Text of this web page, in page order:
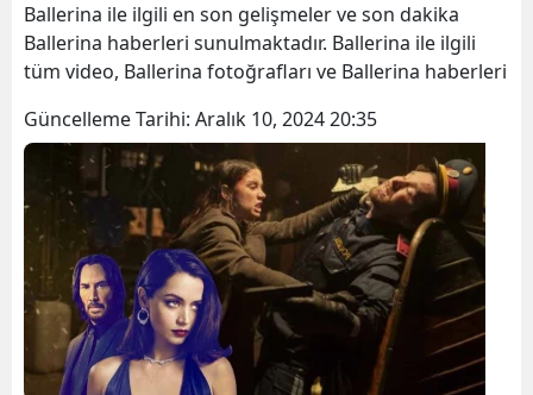
Ballerina ile ilgili en son gelişmeler ve son dakika
Ballerina haberleri sunulmaktadır. Ballerina ile ilgili
tüm video, Ballerina fotoğrafları ve Ballerina haberleri
Güncelleme Tarihi: Aralık 10, 2024 20:35